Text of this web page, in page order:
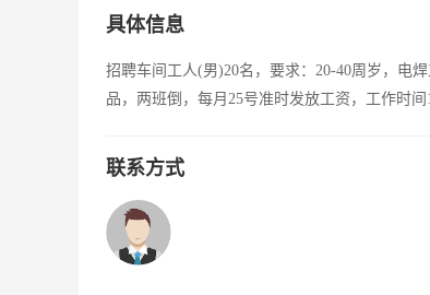
具体信息
招聘车间工人(男)20名，要求：20-40周岁，电
品，两班倒，每月25号准时发放工资，工作时间
联系方式